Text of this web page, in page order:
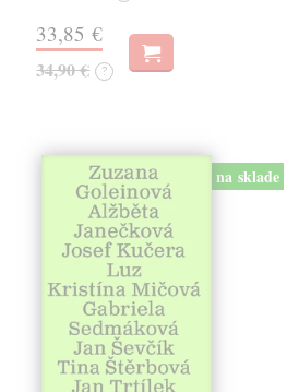
33,85 €
34,90 € ?
na sklade